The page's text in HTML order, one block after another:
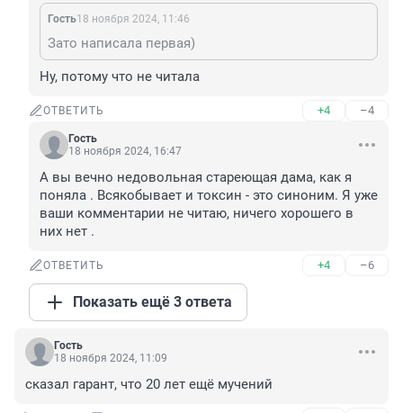
Гость18 ноября 2024, 11:46
Зато написала первая)
Ну, потому что не читала
ОТВЕТИТЬ +4 –4
Гость
18 ноября 2024, 16:47
А вы вечно недовольная стареющая дама, как я
поняла . Всякобывает и токсин - это синоним. Я уже
ваши комментарии не читаю, ничего хорошего в
них нет .
ОТВЕТИТЬ +4 –6
Показать ещё 3 ответа
Гость
18 ноября 2024, 11:09
сказал гарант, что 20 лет ещё мучений